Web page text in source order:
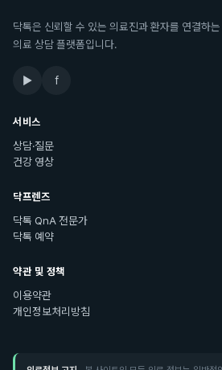
닥톡은 신뢰할 수 있는 의료진과 환자를 연결하
의료 상담 플랫폼입니다.
▶ f
서비스
상담·질문
건강 영상
닥프렌즈
닥톡 QnA 전문가
닥톡 예약
약관 및 정책
이용약관
개인정보처리방침